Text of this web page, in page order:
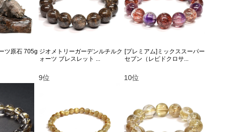
ツ原石 705g ジオメトリーガーデンルチルク
ォーツ ブレスレット ...
[プレミアム]ミックススーパー
セブン（レピドクロサ...
9位 10位